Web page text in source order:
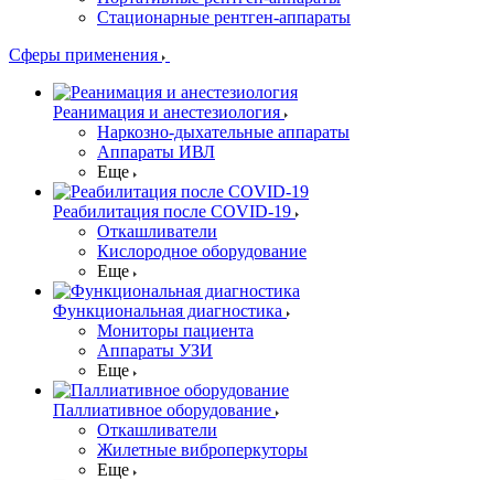
Стационарные рентген-аппараты
Сферы применения
Реанимация и анестезиология
Наркозно-дыхательные аппараты
Аппараты ИВЛ
Еще
Реабилитация после COVID-19
Откашливатели
Кислородное оборудование
Еще
Функциональная диагностика
Мониторы пациента
Аппараты УЗИ
Еще
Паллиативное оборудование
Откашливатели
Жилетные виброперкуторы
Еще